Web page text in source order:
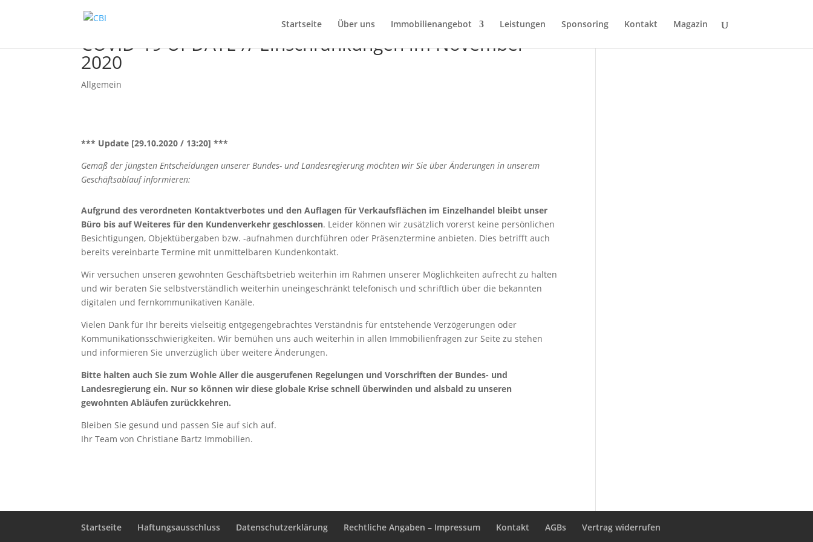
Startseite Über uns Immobilienangebot Leistungen Sponsoring Kontakt Magazin
COVID-19 UPDATE // Einschränkungen im November
2020
Allgemein
*** Update [29.10.2020 / 13:20] ***
Gemäß der jüngsten Entscheidungen unserer Bundes- und Landesregierung möchten wir Sie über Änderungen in unserem
Geschäftsablauf informieren:
Aufgrund des verordneten Kontaktverbotes und den Auflagen für Verkaufsflächen im Einzelhandel bleibt unser
Büro bis auf Weiteres für den Kundenverkehr geschlossen. Leider können wir zusätzlich vorerst keine persönlichen
Besichtigungen, Objektübergaben bzw. -aufnahmen durchführen oder Präsenztermine anbieten. Dies betrifft auch
bereits vereinbarte Termine mit unmittelbaren Kundenkontakt.
Wir versuchen unseren gewohnten Geschäftsbetrieb weiterhin im Rahmen unserer Möglichkeiten aufrecht zu halten
und wir beraten Sie selbstverständlich weiterhin uneingeschränkt telefonisch und schriftlich über die bekannten
digitalen und fernkommunikativen Kanäle.
Vielen Dank für Ihr bereits vielseitig entgegengebrachtes Verständnis für entstehende Verzögerungen oder
Kommunikationsschwierigkeiten. Wir bemühen uns auch weiterhin in allen Immobilienfragen zur Seite zu stehen
und informieren Sie unverzüglich über weitere Änderungen.
Bitte halten auch Sie zum Wohle Aller die ausgerufenen Regelungen und Vorschriften der Bundes- und
Landesregierung ein. Nur so können wir diese globale Krise schnell überwinden und alsbald zu unseren
gewohnten Abläufen zurückkehren.
Bleiben Sie gesund und passen Sie auf sich auf.
Ihr Team von Christiane Bartz Immobilien.
Startseite Haftungsausschluss Datenschutzerklärung Rechtliche Angaben – Impressum Kontakt AGBs Vertrag widerrufen